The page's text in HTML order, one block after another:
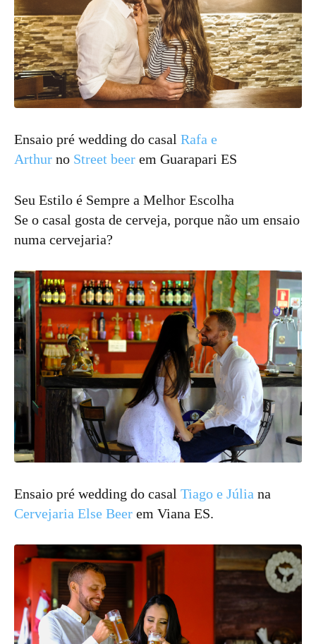
Ensaio pré wedding do casal Rafa e
Arthur no Street beer em Guarapari ES
Seu Estilo é Sempre a Melhor Escolha
Se o casal gosta de cerveja, porque não um ensaio
numa cervejaria?
Ensaio pré wedding do casal Tiago e Júlia na
Cervejaria Else Beer em Viana ES.